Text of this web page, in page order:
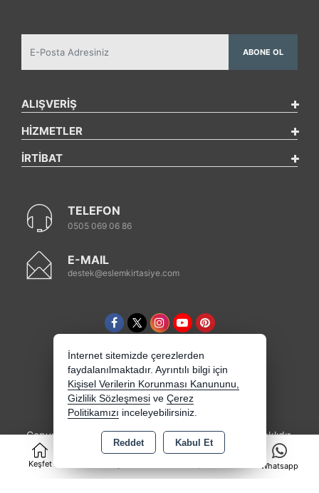
Keşfet
0
Whatsapp
ABONE OL
ALIŞVERİŞ
HİZMETLER
İRTİBAT
TELEFON
0505 069 06 86
E-MAIL
destek@eslemkirtasiye.com
Copyright 2026 eslemkirtasiye.com - Tüm hakları saklıdır.
Kredi kartı bilgileriniz 256bit SSL sertifikası ile
korunmaktadır.
İnternet sitemizde çerezlerden
faydalanılmaktadır. Ayrıntılı bilgi için
Kişisel Verilerin Korunması Kanununu,
Gizlilik Sözleşmesi ve Çerez
Politikamızı inceleyebilirsiniz.
Reddet Kabul Et